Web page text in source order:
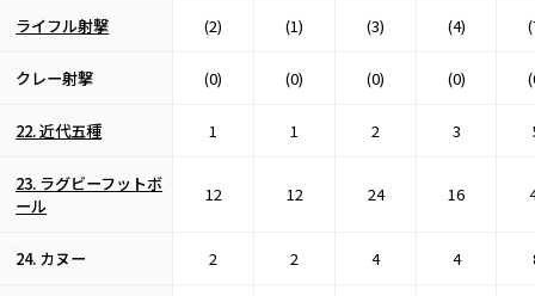
ライフル射撃 (2) (1) (3) (4)
クレー射撃 (0) (0) (0) (0)
22. 近代五種 1 1 2 3
23. ラグビーフットボ
ール
12 12 24 16
24. カヌー 2 2 4 4